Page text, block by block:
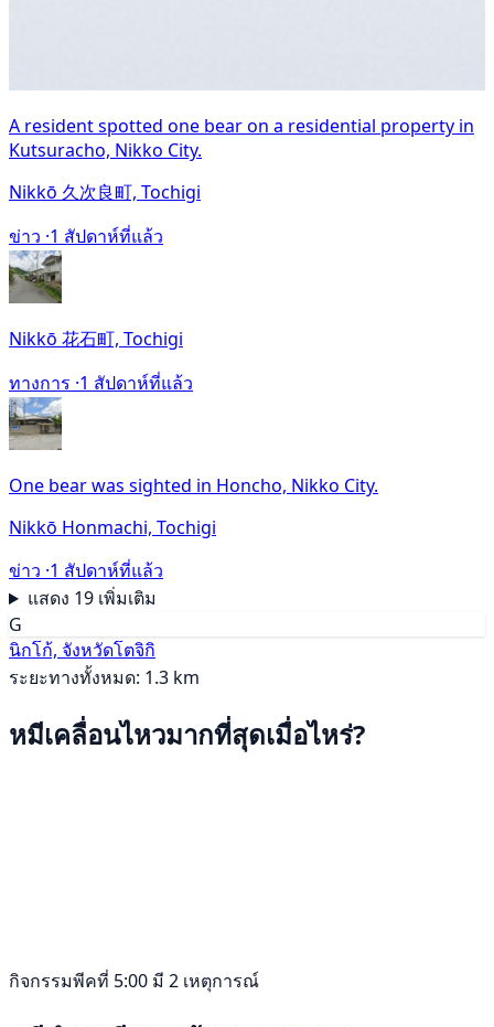
A resident spotted one bear on a residential property in
Kutsuracho, Nikko City.
Nikkō 久次良町, Tochigi
ข่าว ·1 สัปดาห์ที่แล้ว
Nikkō 花石町, Tochigi
ทางการ ·1 สัปดาห์ที่แล้ว
One bear was sighted in Honcho, Nikko City.
Nikkō Honmachi, Tochigi
ข่าว ·1 สัปดาห์ที่แล้ว
แสดง 19 เพิ่มเติม
G
นิกโก้, จังหวัดโตจิกิ
ระยะทางทั้งหมด: 1.3 km
หมีเคลื่อนไหวมากที่สุดเมื่อไหร่?
กิจกรรมพีคที่ 5:00 มี 2 เหตุการณ์